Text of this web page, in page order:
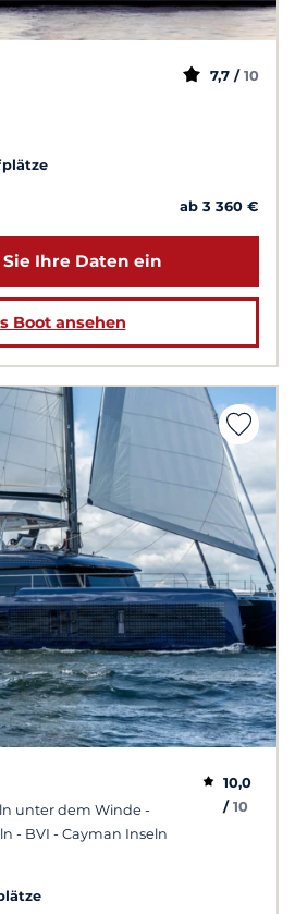
7,7 / 10
ab 3 360 €
Sie Ihre Daten ein
Boot ansehen
unter dem Winde -
- BVI - Cayman Inseln
10,0
/10